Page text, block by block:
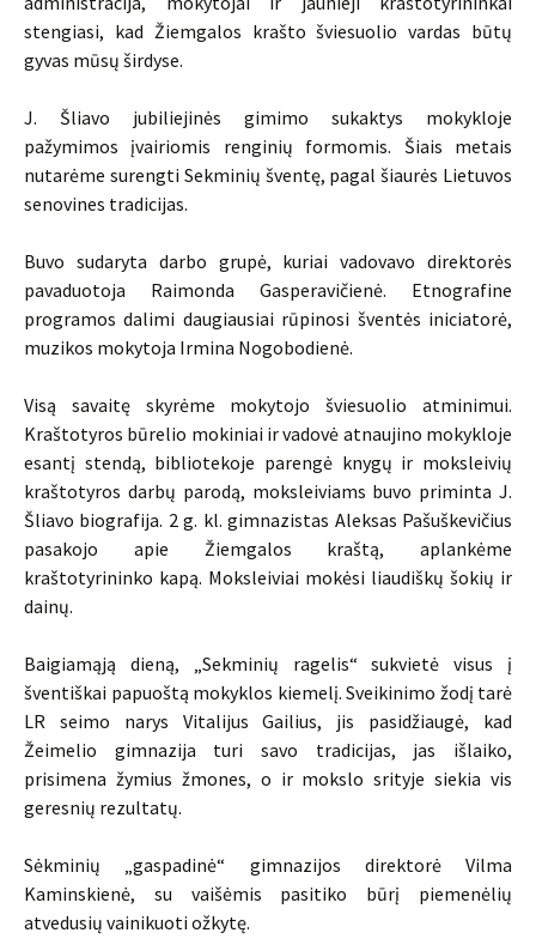
stengiasi, kad Žiemgalos krašto šviesuolio vardas būtų
gyvas mūsų širdyse.
J. Šliavo jubiliejinės gimimo sukaktys mokykloje
pažymimos įvairiomis renginių formomis. Šiais metais
nutarėme surengti Sekminių šventę, pagal šiaurės Lietuvos
senovines tradicijas.
Buvo sudaryta darbo grupė, kuriai vadovavo direktorės
pavaduotoja Raimonda Gasperavičienė. Etnografine
programos dalimi daugiausiai rūpinosi šventės iniciatorė,
muzikos mokytoja Irmina Nogobodienė.
Visą savaitę skyrėme mokytojo šviesuolio atminimui.
Kraštotyros būrelio mokiniai ir vadovė atnaujino mokykloje
esantį stendą, bibliotekoje parengė knygų ir moksleivių
kraštotyros darbų parodą, moksleiviams buvo priminta J.
Šliavo biografija. 2 g. kl. gimnazistas Aleksas Pašuškevičius
pasakojo apie Žiemgalos kraštą, aplankėme
kraštotyrininko kapą. Moksleiviai mokėsi liaudiškų šokių ir
dainų.
Baigiamąją dieną, „Sekminių ragelis“ sukvietė visus į
šventiškai papuoštą mokyklos kiemelį. Sveikinimo žodį tarė
LR seimo narys Vitalijus Gailius, jis pasidžiaugė, kad
Žeimelio gimnazija turi savo tradicijas, jas išlaiko,
prisimena žymius žmones, o ir mokslo srityje siekia vis
geresnių rezultatų.
Sėkminių „gaspadinė“ gimnazijos direktorė Vilma
Kaminskienė, su vaišėmis pasitiko būrį piemenėlių
atvedusių vainikuoti ožkytę.